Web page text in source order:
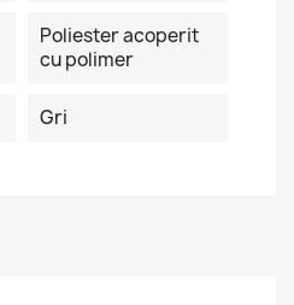
Poliester acoperit
cu polimer
Gri